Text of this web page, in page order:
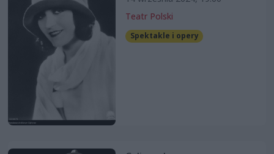
Teatr Polski
Spektakle i opery